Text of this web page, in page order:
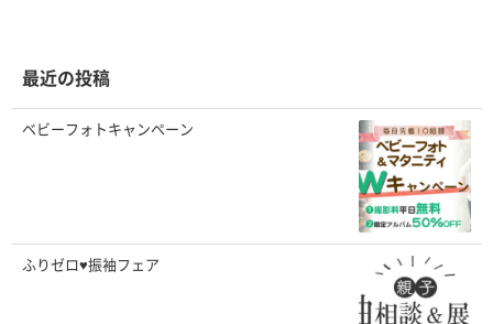
最近の投稿
ベビーフォトキャンペーン
ふりゼロ♥振袖フェア